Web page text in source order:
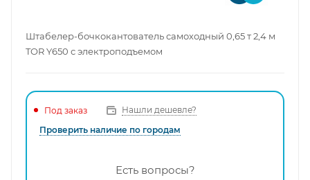
Штабелер-бочкокантователь самоходный 0,65 т 2,4 м
TOR Y650 с электроподъемом
Под заказ
Нашли дешевле?
Проверить наличие по городам
Есть вопросы?